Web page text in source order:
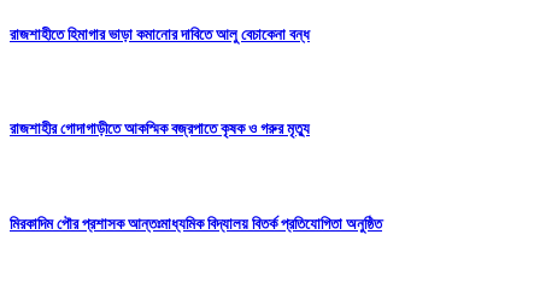
রাজশাহীতে হিমাগার ভাড়া কমানোর দাবিতে আলু বেচাকেনা বন্ধ
রাজশাহীর গোদাগাড়ীতে আকস্মিক বজ্রপাতে কৃষক ও গরুর মৃত্যু
মিরকাদিম পৌর প্রশাসক আন্তঃমাধ্যমিক বিদ্যালয় বিতর্ক প্রতিযোগিতা অনুষ্ঠিত